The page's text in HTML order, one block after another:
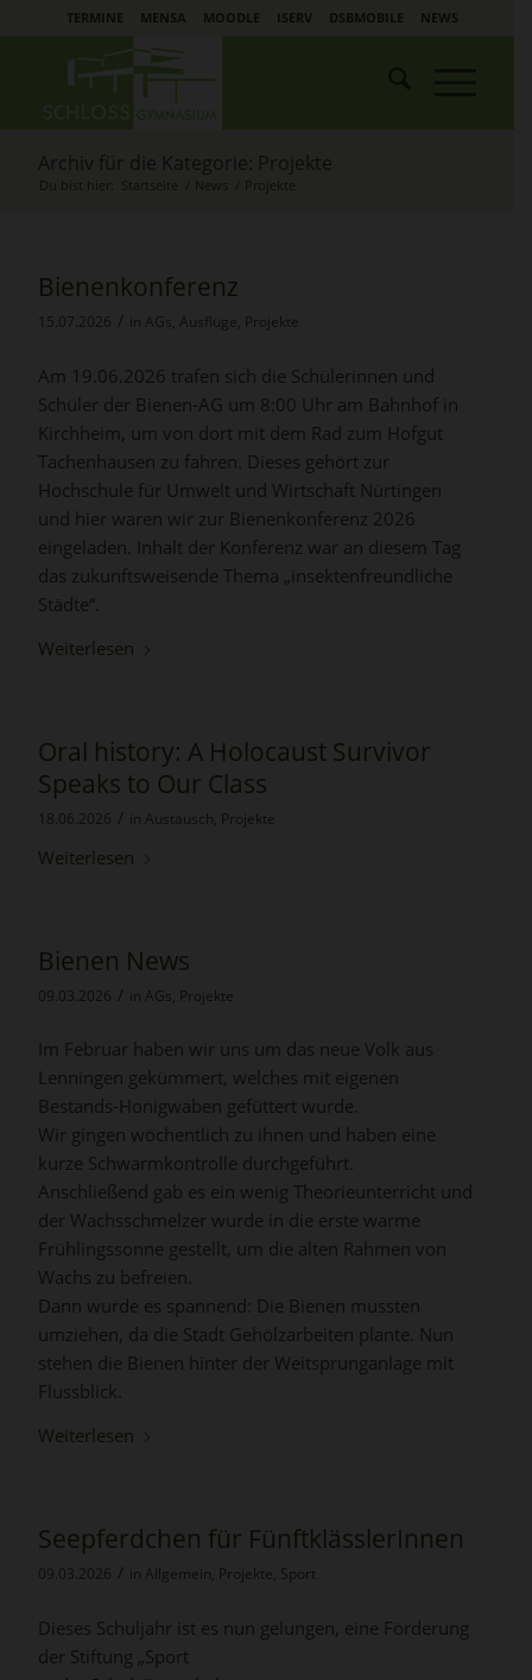
TERMINE MENSA MOODLE ISERV DSBMOBILE NEWS
Archiv für die Kategorie: Projekte
Du bist hier: Startseite News Projekte
Bienenkonferenz
15.07.2026 / in AGs, Ausflüge, Projekte
Am 19.06.2026 trafen sich die Schülerinnen und
Schüler der Bienen-AG um 8:00 Uhr am Bahnhof in
Kirchheim, um von dort mit dem Rad zum Hofgut
Tachenhausen zu fahren. Dieses gehört zur
Hochschule für Umwelt und Wirtschaft Nürtingen
und hier waren wir zur Bienenkonferenz 2026
eingeladen. Inhalt der Konferenz war an diesem Tag
das zukunftsweisende Thema „insektenfreundliche
Städte“.
Weiterlesen
Oral history: A Holocaust Survivor
Speaks to Our Class
18.06.2026 / in Austausch, Projekte
Weiterlesen
Bienen News
09.03.2026 / in AGs, Projekte
Im Februar haben wir uns um das neue Volk aus
Lenningen gekümmert, welches mit eigenen
Bestands-Honigwaben gefüttert wurde.
Wir gingen wöchentlich zu ihnen und haben eine
kurze Schwarmkontrolle durchgeführt.
Anschließend gab es ein wenig Theorieunterricht und
der Wachsschmelzer wurde in die erste warme
Frühlingssonne gestellt, um die alten Rahmen von
Wachs zu befreien.
Dann wurde es spannend: Die Bienen mussten
umziehen, da die Stadt Gehölzarbeiten plante. Nun
stehen die Bienen hinter der Weitsprunganlage mit
Flussblick.
Weiterlesen
Seepferdchen für FünftklässlerInnen
09.03.2026 / in Allgemein, Projekte, Sport
Dieses Schuljahr ist es nun gelungen, eine Förderung
der Stiftung „Sport